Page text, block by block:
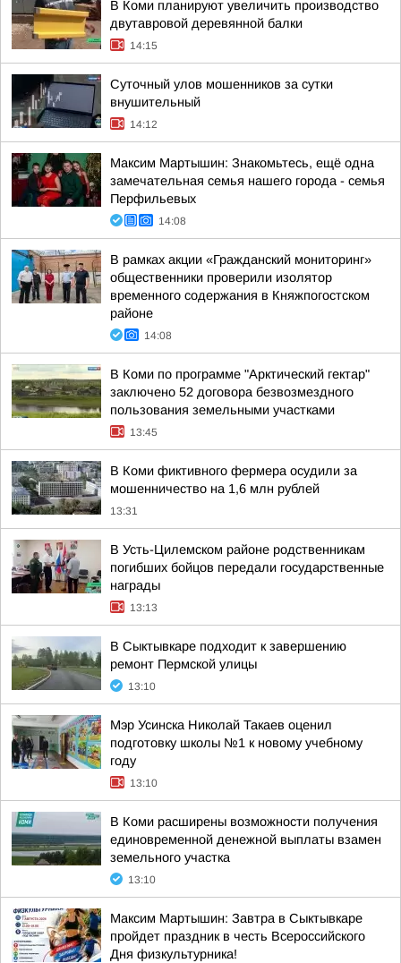
В Коми планируют увеличить производство
двутавровой деревянной балки
14:15
Суточный улов мошенников за сутки
внушительный
14:12
Максим Мартышин: Знакомьтесь, ещё одна
замечательная семья нашего города - семья
Перфильевых
14:08
В рамках акции «Гражданский мониторинг»
общественники проверили изолятор
временного содержания в Княжпогостском
районе
14:08
В Коми по программе "Арктический гектар"
заключено 52 договора безвозмездного
пользования земельными участками
13:45
В Коми фиктивного фермера осудили за
мошенничество на 1,6 млн рублей
13:31
В Усть-Цилемском районе родственникам
погибших бойцов передали государственные
награды
13:13
В Сыктывкаре подходит к завершению
ремонт Пермской улицы
13:10
Мэр Усинска Николай Такаев оценил
подготовку школы №1 к новому учебному
году
13:10
В Коми расширены возможности получения
единовременной денежной выплаты взамен
земельного участка
13:10
Максим Мартышин: Завтра в Сыктывкаре
пройдет праздник в честь Всероссийского
Дня физкультурника!